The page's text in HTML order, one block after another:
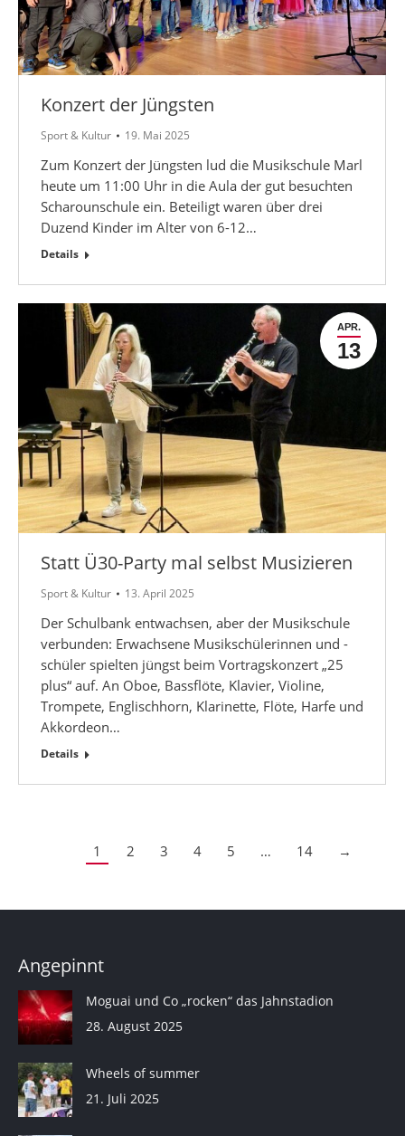
Konzert der Jüngsten
Sport & Kultur 19. Mai 2025
Zum Konzert der Jüngsten lud die Musikschule Marl
heute um 11:00 Uhr in die Aula der gut besuchten
Scharounschule ein. Beteiligt waren über drei
Duzend Kinder im Alter von 6-12…
Details
APR.
13
Statt Ü30-Party mal selbst Musizieren
Sport & Kultur 13. April 2025
Der Schulbank entwachsen, aber der Musikschule
verbunden: Erwachsene Musikschülerinnen und -
schüler spielten jüngst beim Vortragskonzert „25
plus“ auf. An Oboe, Bassflöte, Klavier, Violine,
Trompete, Englischhorn, Klarinette, Flöte, Harfe und
Akkordeon…
Details
1 2 3 4 5 … 14 →
Angepinnt
Moguai und Co „rocken“ das Jahnstadion
28. August 2025
Wheels of summer
21. Juli 2025